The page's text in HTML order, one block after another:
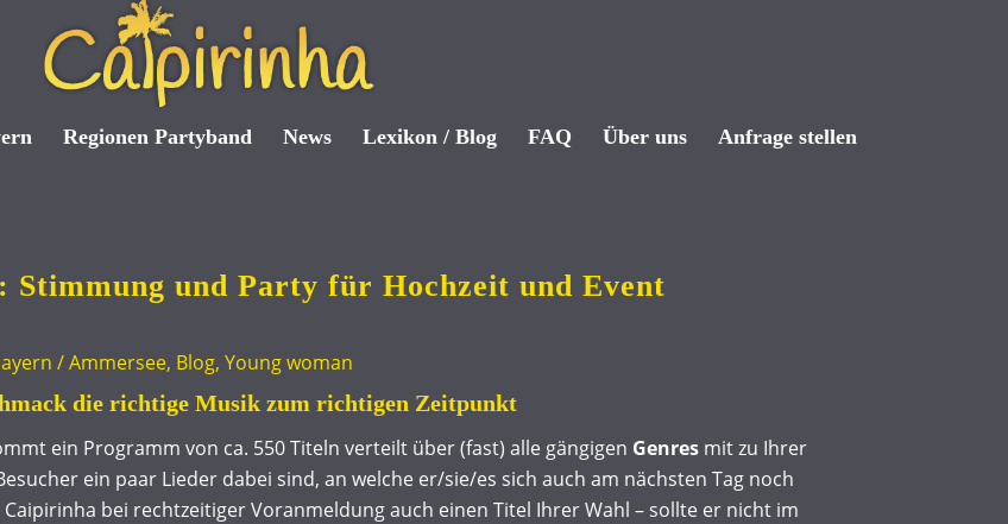
Regionen Partyband News Lexikon / Blog FAQ Über uns Anfrage stellen
Stimmung und Party für Hochzeit und Event
die richtige Musik zum richtigen Zeitpunkt
ein Programm von ca. 550 Titeln verteilt über (fast) alle gängigen Genres mit zu Ihrer
ein paar Lieder dabei sind, an welche er/sie/es sich auch am nächsten Tag noch
bei rechtzeitiger Voranmeldung auch einen Titel Ihrer Wahl – sollte er nicht im